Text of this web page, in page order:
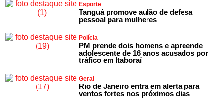
Esporte
Tanguá promove aulão de defesa
pessoal para mulheres
Polícia
PM prende dois homens e apreende
adolescente de 16 anos acusados por
tráfico em Itaboraí
Geral
Rio de Janeiro entra em alerta para
ventos fortes nos próximos dias